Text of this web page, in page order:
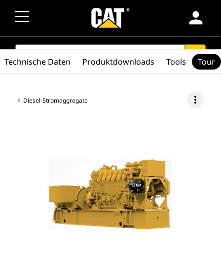
person
SEARCH search
Diesel-Stromaggregate more_vert
Technische Daten Produktdownloads Tools Tour